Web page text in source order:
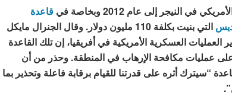
في النيجر إلى عام 2012 وبخاصة في
قاعدة
التي بنيت بكلفة 110 مليون دولار. وقال الجنرال مايكل
العمليات العسكرية الأمريكية في أفريقيا، إن تلك القاعدة
عمليات مكافحة الإرهاب في المنطقة. وحذر من أن
“سيترك أثره على قدرتنا للقيام برقابة فاعلة وتحذير بما